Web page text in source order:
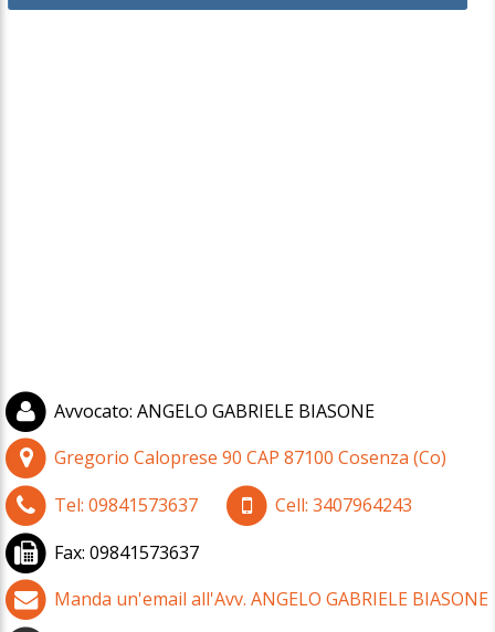
Avvocato: ANGELO GABRIELE BIASONE
Gregorio Caloprese 90 CAP 87100 Cosenza (Co)
Tel: 09841573637 Cell: 3407964243
Fax: 09841573637
Manda un'email all'Avv. ANGELO GABRIELE BIASONE